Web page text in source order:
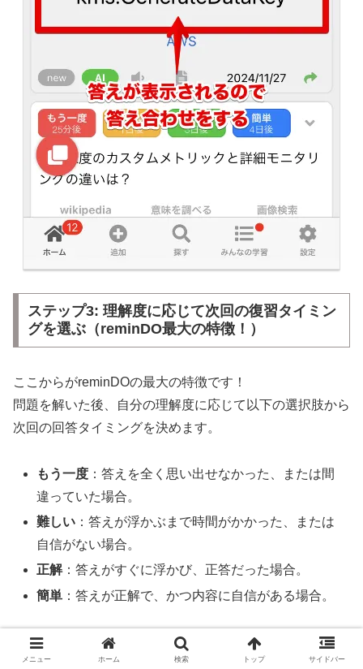
ステップ3: 理解度に応じて次回の復習タイミン
グを選ぶ（reminDO最大の特徴！）
ここからがreminDOの最大の特徴です！
問題を解いた後、自分の理解度に応じて以下の選択肢から
次回の回答タイミングを決めます。
もう一度 ：答えを全く思い出せなかった、または間
違っていた場合。
難しい ：答えが浮かぶまで時間がかかった、または
自信がない場合。
正解：答えがすぐに浮かび、正答だった場合。
簡単 ：答えが正解で、かつ内容に自信がある場合。
メニュー ホーム 検索 トップ サイドバー